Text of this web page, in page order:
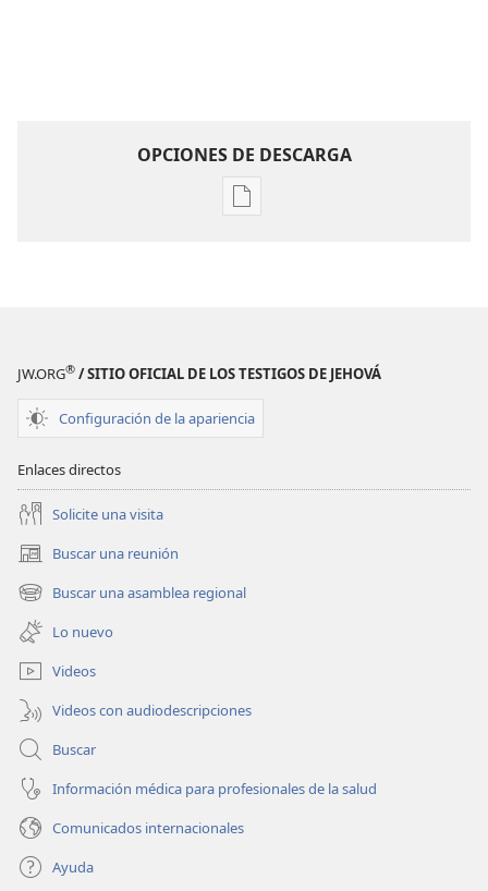
OPCIONES DE DESCARGA
Opciones
amigo
Jehová
|
JW.ORG® / SITIO OFICIAL DE LOS TESTIGOS DE JEHOVÁ
Configuración de la apariencia
Enlaces directos
Solicite una visita
Buscar una reunión
(abre
una
nueva
ventana)
Buscar una asamblea regional
(abre
una
nueva
ventana)
Lo nuevo
Videos
Videos con audiodescripciones
Buscar
Información médica para profesionales de la salud
Comunicados internacionales
Ayuda